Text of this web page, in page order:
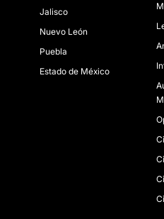
Jalisco
Nuevo León
Puebla
Estado de México